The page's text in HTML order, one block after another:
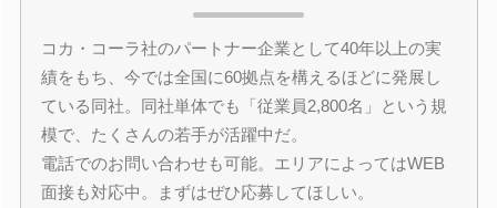
コカ・コーラ社のパートナー企業として40年以上の実
績をもち、今では全国に60拠点を構えるほどに発展し
ている同社。同社単体でも「従業員2,800名」という規
模で、たくさんの若手が活躍中だ。
電話でのお問い合わせも可能。エリアによってはWEB
面接も対応中。まずはぜひ応募してほしい。